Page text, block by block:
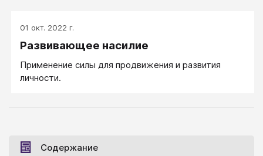
01 окт. 2022 г.
Развивающее насилие
Применение силы для продвижения и развития
личности.
Содержание